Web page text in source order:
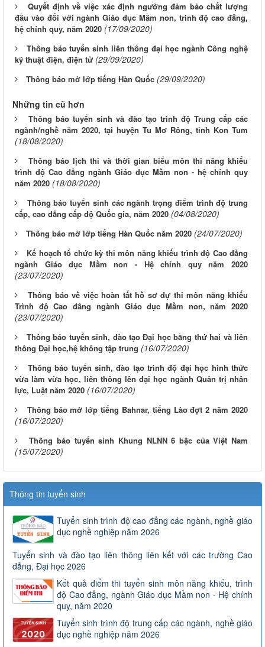
Quyết định về việc xác định ngưỡng đảm bảo chất lượng
đầu vào đối với ngành Giáo dục Mầm non, trình độ cao đẳng,
hệ chính quy, năm 2020 (17/09/2020)
Thông báo tuyển sinh liên thông đại học ngành Công nghệ
kỹ thuật điện, điện tử (29/09/2020)
Thông báo mở lớp tiếng Hàn Quốc (29/09/2020)
Những tin cũ hơn
Thông báo tuyển sinh và đào tạo trình độ Trung cấp các
ngành/nghề năm 2020, tại huyện Tu Mơ Rông, tỉnh Kon Tum
(18/08/2020)
Thông báo lịch thi và thời gian biểu môn thi năng khiếu
trình độ Cao đẳng ngành Giáo dục Mầm non - hệ chính quy
năm 2020 (18/08/2020)
Thông báo tuyển sinh các ngành trọng điểm trình độ trung
cấp, cao đẳng cấp độ Quốc gia, năm 2020 (04/08/2020)
Thông báo mở lớp tiếng Hàn Quốc năm 2020 (24/07/2020)
Kế hoạch tổ chức kỳ thi môn năng khiếu trình độ Cao đẳng
ngành Giáo dục Mầm non - Hệ chính quy năm 2020
(23/07/2020)
Thông báo về việc hoàn tất hồ sơ dự thi môn năng khiếu
Trình độ Cao đẳng ngành Giáo dục Mầm non, năm 2020
(23/07/2020)
Thông báo tuyển sinh, đào tạo Đại học bằng thứ hai và liên
thông Đại học,hệ không tập trung (16/07/2020)
Thông báo tuyển sinh, đào tạo trình độ đại học hình thức
vừa làm vừa học, liên thông lên đại học ngành Quản trị nhân
lực, Luật năm 2020 (16/07/2020)
Thông báo mở lớp tiếng Bahnar, tiếng Lào đợt 2 năm 2020
(16/07/2020)
Thông báo tuyển sinh Khung NLNN 6 bậc của Việt Nam
(15/07/2020)
Thông tin tuyển sinh
Tuyển sinh trình độ cao đẳng các ngành, nghề giáo
dục nghề nghiệp năm 2026
Tuyển sinh và đào tạo liên thông liên kết với các trường Cao
đẳng, Đại học 2026
Kết quả điểm thi tuyển sinh môn năng khiếu, trình
độ Cao đẳng, ngành Giáo dục Mầm non - Hệ chính
quy, năm 2020
Tuyển sinh trình độ trung cấp các ngành, nghề giáo
dục nghề nghiệp năm 2026